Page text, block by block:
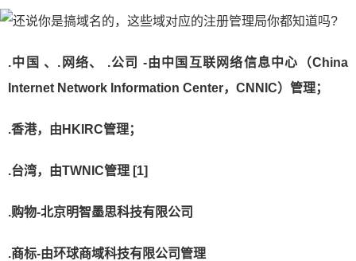
.中国 、.网络、 .公司 -由中国互联网络信息中心（China
Internet Network Information Center，CNNIC）管理；
.香港，由HKIRC管理；
.台湾，由TWNIC管理 [1]
.购物-北京明智墨思科技有限公司
.商标-由环球商域科技有限公司管理